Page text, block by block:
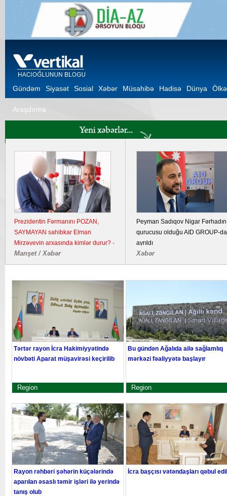
Gündəm Siyasət Sosial Xəbər Müsahibə Hadisə Dünya Ölkə
Araşdırma
Ukrayna Krımda iki hərbi aerodromu
bombalayıb, "Pantsir" sistemi məhv
edilib
Dünya / Hadisə
Şuşa Bəyannaməsinin
imzalanmasından beş il ötür
Xəbər
Tərtər rayon İcra Hakimiyyətində
növbəti Aparat müşavirəsi keçirilib
Region
Bu gündən Ağalıda ailə sağlamlıq
mərkəzi fəaliyyətə başlayır
Region
Rayon rəhbəri şəhərin küçələrində
aparılan əsaslı təmir işləri ilə yerində
tanış olub
İcra başçısı vətəndaşları qəbul